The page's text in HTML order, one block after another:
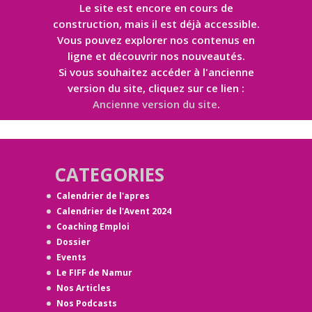
Le site est encore en cours de
construction, mais il est déjà accessible.
Vous pouvez explorer nos contenus en
ligne et découvrir nos nouveautés.
Si vous souhaitez accéder à l'ancienne
version du site, cliquez sur ce lien :
Ancienne version du site.
CATEGORIES
Calendrier de l'apres
Calendrier de l'Avent 2024
Coaching Emploi
Dossier
Events
Le FIFF de Namur
Nos Articles
Nos Podcasts